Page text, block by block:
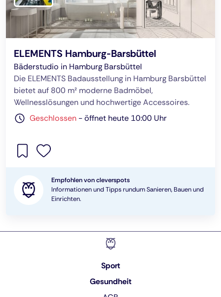
ELEMENTS Hamburg-Barsbüttel
Bäderstudio in Hamburg Barsbüttel
Die ELEMENTS Badausstellung in Hamburg Barsbüttel
bietet auf 800 m² moderne Badmöbel,
Wellnesslösungen und hochwertige Accessoires.
Geschlossen -öffnet heute 10:00 Uhr
Empfohlen von cleverspots
Informationen und Tipps rundum Sanieren, Bauen und
Einrichten.
Sport
Gesundheit